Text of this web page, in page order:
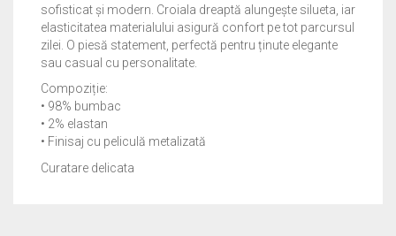
sofisticat și modern. Croiala dreaptă alungește silueta, iar
elasticitatea materialului asigură confort pe tot parcursul
zilei. O piesă statement, perfectă pentru ținute elegante
sau casual cu personalitate.
Compoziție:
• 98% bumbac
• 2% elastan
• Finisaj cu peliculă metalizată
Curatare delicata